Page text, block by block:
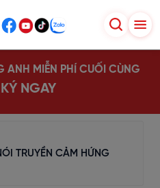
ANH MIỄN PHÍ CUỐI CÙNG
NGAY
TRUYỀN CẢM HỨNG